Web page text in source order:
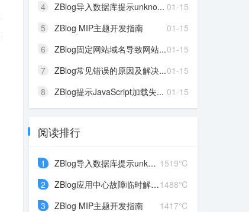
01-15
4
ZBlog导入数据库提示unkno...
01-15
5
ZBlog MIP主题开发指南
01-15
6
ZBlog固定网站域名导致网站...
01-15
7
ZBlog常见错误的原因及解决...
01-15
8 ZBlog提示JavaScript加载失...
阅读排行
1519℃
1
ZBlog导入数据库提示unkno...
1488℃
2
ZBlog应用中心故障临时解决...
1417℃
3
ZBlog MIP主题开发指南